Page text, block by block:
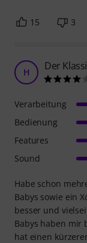
15 3
H Der
Habe schon
Babys sowie ein
besser und
Babys haben mir
hat einen
Verarbeitung
Bedienung
Features
Sound